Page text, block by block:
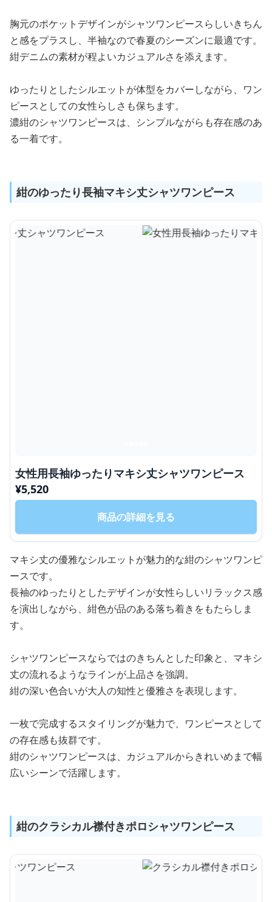
胸元のポケットデザインがシャツワンピースらしいきちん
と感をプラスし、半袖なので春夏のシーズンに最適です。
紺デニムの素材が程よいカジュアルさを添えます。
ゆったりとしたシルエットが体型をカバーしながら、ワン
ピースとしての女性らしさも保ちます。
濃紺のシャツワンピースは、シンプルながらも存在感のあ
る一着です。
紺のゆったり長袖マキシ丈シャツワンピース
女性用長袖ゆったりマキシ丈シャツワンピース
¥5,520
商品の詳細を見る
マキシ丈の優雅なシルエットが魅力的な紺のシャツワンピ
ースです。
長袖のゆったりとしたデザインが女性らしいリラックス感
を演出しながら、紺色が品のある落ち着きをもたらしま
す。
シャツワンピースならではのきちんとした印象と、マキシ
丈の流れるようなラインが上品さを強調。
紺の深い色合いが大人の知性と優雅さを表現します。
一枚で完成するスタイリングが魅力で、ワンピースとして
の存在感も抜群です。
紺のシャツワンピースは、カジュアルからきれいめまで幅
広いシーンで活躍します。
紺のクラシカル襟付きポロシャツワンピース